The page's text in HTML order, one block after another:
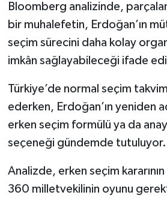
Bloomberg analizinde,
bir muhalefetin, Erdoğan’ın
seçim sürecini daha kolay
imkân sağlayabileceği ifade
Türkiye’de normal seçim
ederken, Erdoğan’ın yeniden
erken seçim formülü ya da
seçeneği gündemde tutuluyor.
Analizde, erken seçim
360 milletvekilinin oyunu